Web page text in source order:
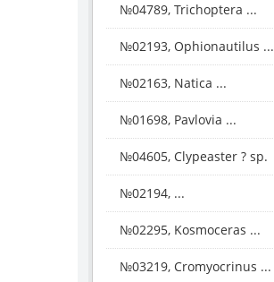
№04789, Trichoptera ...
№02193, Ophionautilus ...
№02163, Natica ...
№01698, Pavlovia ...
№04605, Clypeaster ? sp.
№02194, ...
№02295, Kosmoceras ...
№03219, Cromyocrinus ...